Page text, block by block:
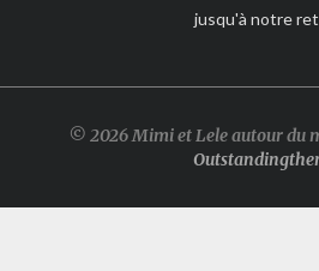
jusqu'à notre
© 2026 Mimi et Lele autour du